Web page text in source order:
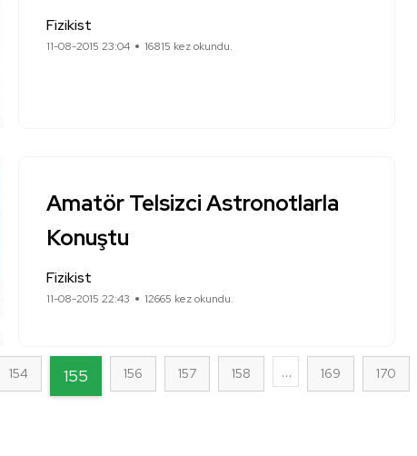
Fizikist
11-08-2015 23:04 16815 kez okundu.
Amatör Telsizci Astronotlarla
Konuştu
Fizikist
11-08-2015 22:43 12665 kez okundu.
154 155 156 157 158 ... 169 170